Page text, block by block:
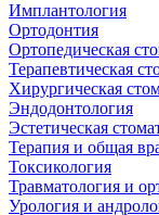
Имплантология
Ортодонтия
Ортопедическая
Терапевтическая
Хирургическая
Эндодонтология
Эстетическая
Терапия и общая
Токсикология
Травматология и
Урология и